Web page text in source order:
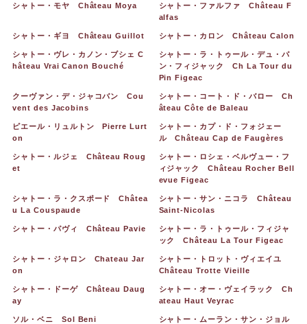
シャトー・モヤ Château Moya
シャトー・ファルファ Château F
alfas
シャトー・ギヨ Château Guillot シャトー・カロン Château Calon
シャトー・ヴレ・カノン・ブシェ C
hâteau Vrai Canon Bouché
シャトー・ラ・トゥール・デュ・パ
ン・フィジャック Ch La Tour du
Pin Figeac
クーヴァン・デ・ジャコバン Cou
vent des Jacobins
シャトー・コート・ド・バロー Ch
âteau Côte de Baleau
ピエール・リュルトン Pierre Lurt
on
シャトー・カプ・ド・フォジェー
ル Château Cap de Faugères
シャトー・ルジェ Château Roug
et
シャトー・ロシェ・ベルヴュー・フ
ィジャック Château Rocher Bell
evue Figeac
シャトー・ラ・クスポード Châtea
u La Couspaude
シャトー・サン・ニコラ Château
Saint-Nicolas
シャトー・パヴィ Château Pavie
シャトー・ラ・トゥール・フィジャ
ック Château La Tour Figeac
シャトー・ジャロン Chateau Jar
on
シャトー・トロット・ヴィエイユ
Château Trotte Vieille
シャトー・ドーゲ Château Daug
ay
シャトー・オー・ヴェイラック Ch
ateau Haut Veyrac
ソル・ベニ Sol Beni
シャトー・ムーラン・サン・ジョル